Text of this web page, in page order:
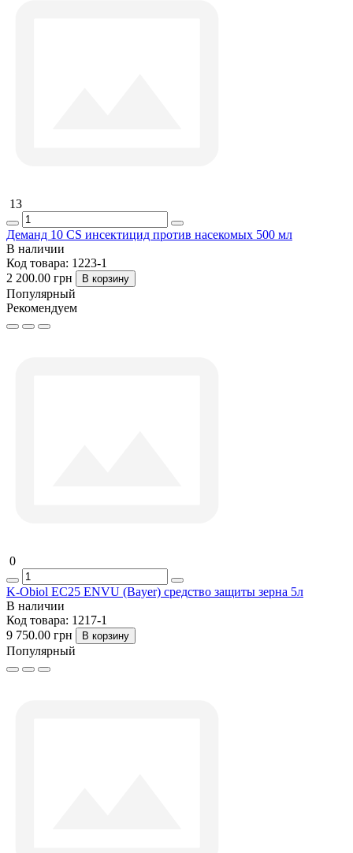
13
Деманд 10 CS инсектицид против насекомых 500 мл
В наличии
Код товара: 1223-1
2 200.00 грн
В корзину
Популярный
Рекомендуем
0
K-Obiol ЕС25 ENVU (Bayer) средство защиты зерна 5л
В наличии
Код товара: 1217-1
9 750.00 грн
В корзину
Популярный